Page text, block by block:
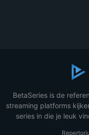
BetaSeries is de
streaming platforms
series in die je leuk